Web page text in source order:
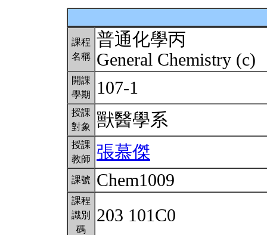
課程
名稱
普通化學丙
General Chemistry (c)
開課
學期
107-1
授課
對象
獸醫學系
授課
教師
張慕傑
課號 Chem1009
課程
識別
碼
203 101C0